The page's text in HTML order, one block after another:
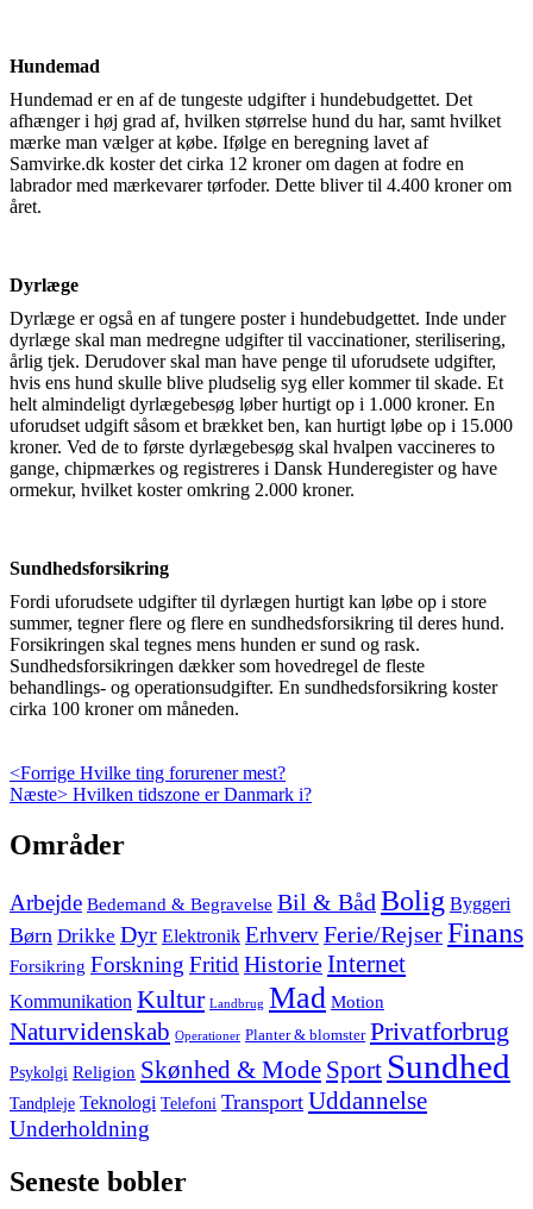
Hundemad
Hundemad er en af de tungeste udgifter i hundebudgettet. Det
afhænger i høj grad af, hvilken størrelse hund du har, samt hvilket
mærke man vælger at købe. Ifølge en beregning lavet af
Samvirke.dk koster det cirka 12 kroner om dagen at fodre en
labrador med mærkevarer tørfoder. Dette bliver til 4.400 kroner om
året.
Dyrlæge
Dyrlæge er også en af tungere poster i hundebudgettet. Inde under
dyrlæge skal man medregne udgifter til vaccinationer, sterilisering,
årlig tjek. Derudover skal man have penge til uforudsete udgifter,
hvis ens hund skulle blive pludselig syg eller kommer til skade. Et
helt almindeligt dyrlægebesøg løber hurtigt op i 1.000 kroner. En
uforudset udgift såsom et brækket ben, kan hurtigt løbe op i 15.000
kroner. Ved de to første dyrlægebesøg skal hvalpen vaccineres to
gange, chipmærkes og registreres i Dansk Hunderegister og have
ormekur, hvilket koster omkring 2.000 kroner.
Sundhedsforsikring
Fordi uforudsete udgifter til dyrlægen hurtigt kan løbe op i store
summer, tegner flere og flere en sundhedsforsikring til deres hund.
Forsikringen skal tegnes mens hunden er sund og rask.
Sundhedsforsikringen dækker som hovedregel de fleste
behandlings- og operationsudgifter. En sundhedsforsikring koster
cirka 100 kroner om måneden.
Indlægsnavigation
<Forrige Previous
post:
Hvilke ting forurener mest?
Næste> Next
Hvilken tidszone er Danmark i?
Skip
to
Områder
Arbejde Bedemand & Begravelse Bil & Båd Bolig Byggeri
Børn Drikke Dyr Elektronik ErhvervFerie/RejserFinans
Forsikring Forskning Fritid HistorieInternet
Kommunikation Kultur Landbrug Mad Motion
Naturvidenskab Operationer Planter & blomster Privatforbrug
Psykolgi Religion Skønhed & Mode Sport Sundhed
Tandpleje Teknologi Telefoni Transport Uddannelse
Underholdning
Seneste bobler